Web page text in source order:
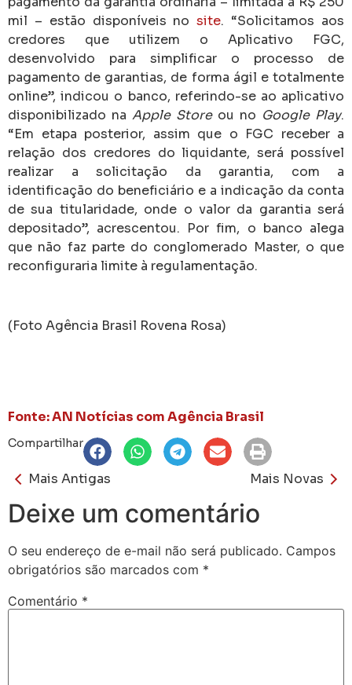
mil – estão disponíveis nosite. “Solicitamos aos
credores que utilizem o Aplicativo FGC,
desenvolvido para simplificar o processo de
pagamento de garantias, de forma ágil e totalmente
online”, indicou o banco, referindo-se ao aplicativo
disponibilizado na Apple Storeou no Google Play.
“Em etapa posterior, assim que o FGC receber a
relação dos credores do liquidante, será possível
realizar a solicitação da garantia, com a
identificação do beneficiário e a indicação da conta
de sua titularidade, onde o valor da garantia será
depositado”, acrescentou. Por fim, o banco alega
que não faz parte do conglomerado Master, o que
reconfiguraria limite à regulamentação.
(Foto Agência Brasil Rovena Rosa)
Fonte: AN Notícias com Agência Brasil
Compartilhar
Mais Antigas Mais Novas
Deixe um comentário
O seu endereço de e-mail não será publicado. Campos
obrigatórios são marcados com *
Comentário *